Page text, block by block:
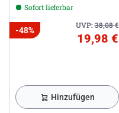
Sofort lieferbar
UVP:38,08€
-48%
19,98 €
Hinzufügen